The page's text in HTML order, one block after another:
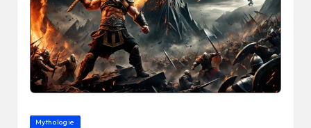
Posted
Mythologie